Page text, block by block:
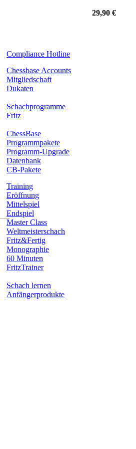
29,90 €
Compliance Hotline
Chessbase Accounts
Mitgliedschaft
Dukaten
Schachprogramme
Fritz
ChessBase
Programmpakete
Programm-Upgrade
Datenbank
CB-Pakete
Training
Eröffnung
Mittelspiel
Endspiel
Master Class
Weltmeisterschach
Fritz&Fertig
Monographie
60 Minuten
FritzTrainer
Schach lernen
Anfängerprodukte